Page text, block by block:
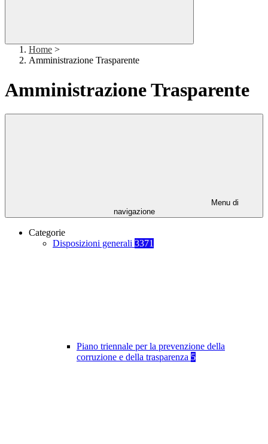
Home >
Amministrazione Trasparente
Amministrazione Trasparente
Menu di
navigazione
Categorie
Disposizioni generali 3371
Piano triennale per la prevenzione della
corruzione e della trasparenza 5